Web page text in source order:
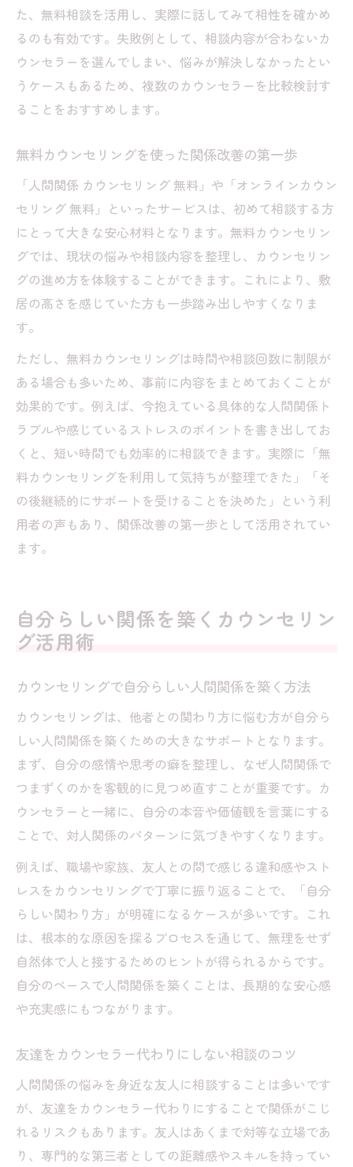
カウンセリングで人間関係を良くするポイ
ント
た、無料相談を活用し、実際に話してみて相性を確かめ
るのも有効です。失敗例として、相談内容が合わないカ
ウンセラーを選んでしまい、悩みが解決しなかったとい
うケースもあるため、複数のカウンセラーを比較検討す
ることをおすすめします。
無料カウンセリングを使った関係改善の第一歩
「人間関係 カウンセリング 無料」や「オンラインカウン
セリング 無料」といったサービスは、初めて相談する方
にとって大きな安心材料となります。無料カウンセリン
グでは、現状の悩みや相談内容を整理し、カウンセリン
グの進め方を体験することができます。これにより、敷
居の高さを感じていた方も一歩踏み出しやすくなりま
す。
ただし、無料カウンセリングは時間や相談回数に制限が
ある場合も多いため、事前に内容をまとめておくことが
効果的です。例えば、今抱えている具体的な人間関係ト
ラブルや感じているストレスのポイントを書き出してお
くと、短い時間でも効率的に相談できます。実際に「無
料カウンセリングを利用して気持ちが整理できた」「そ
の後継続的にサポートを受けることを決めた」という利
用者の声もあり、関係改善の第一歩として活用されてい
ます。
自分らしい関係を築くカウンセリン
グ活用術
カウンセリングで自分らしい人間関係を築く方法
カウンセリングは、他者との関わり方に悩む方が自分ら
しい人間関係を築くための大きなサポートとなります。
まず、自分の感情や思考の癖を整理し、なぜ人間関係で
つまずくのかを客観的に見つめ直すことが重要です。カ
ウンセラーと一緒に、自分の本音や価値観を言葉にする
ことで、対人関係のパターンに気づきやすくなります。
例えば、職場や家族、友人との間で感じる違和感やスト
レスをカウンセリングで丁寧に振り返ることで、「自分
らしい関わり方」が明確になるケースが多いです。これ
は、根本的な原因を探るプロセスを通じて、無理をせず
自然体で人と接するためのヒントが得られるからです。
自分のペースで人間関係を築くことは、長期的な安心感
や充実感にもつながります。
友達をカウンセラー代わりにしない相談のコツ
人間関係の悩みを身近な友人に相談することは多いです
が、友達をカウンセラー代わりにすることで関係がこじ
れるリスクもあります。友人はあくまで対等な立場であ
り、専門的な第三者としての距離感やスキルを持ってい